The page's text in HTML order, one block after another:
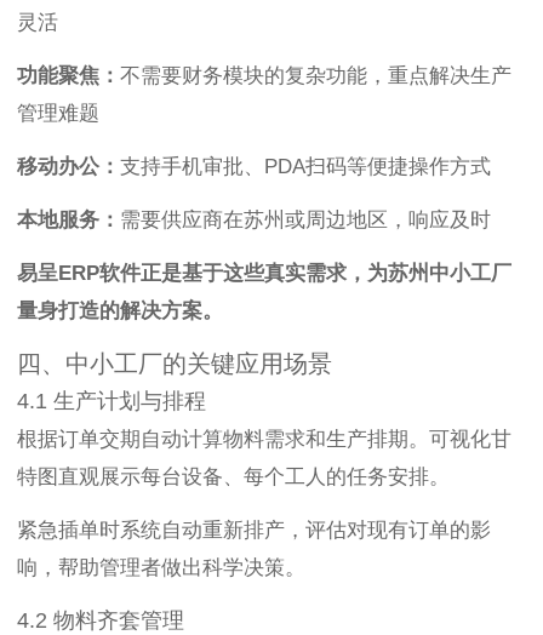
灵活
功能聚焦： 不需要财务模块的复杂功能，重点解决生产
管理难题
移动办公： 支持手机审批、PDA扫码等便捷操作方式
本地服务： 需要供应商在苏州或周边地区，响应及时
易呈ERP软件正是基于这些真实需求，为苏州中小工厂
量身打造的解决方案。
四、中小工厂的关键应用场景
4.1 生产计划与排程
根据订单交期自动计算物料需求和生产排期。可视化甘
特图直观展示每台设备、每个工人的任务安排。
紧急插单时系统自动重新排产，评估对现有订单的影
响，帮助管理者做出科学决策。
4.2 物料齐套管理